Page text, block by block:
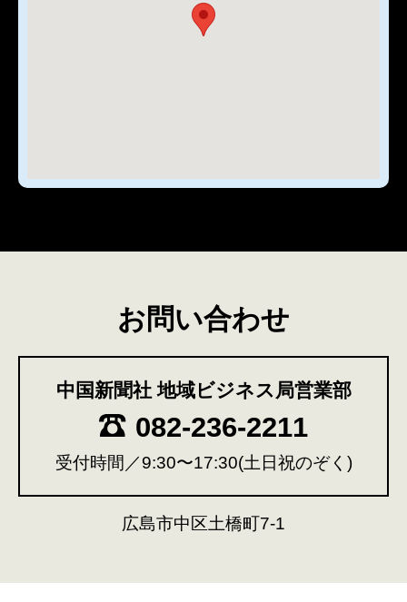
お問い合わせ
中国新聞社 地域ビジネス局営業部
082-236-2211
受付時間／9:30〜17:30(土日祝のぞく)
広島市中区土橋町7-1